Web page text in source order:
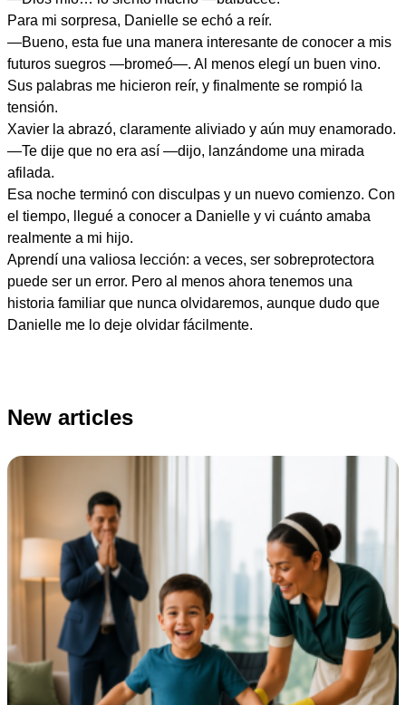
Para mi sorpresa, Danielle se echó a reír.
—Bueno, esta fue una manera interesante de conocer a mis
futuros suegros —bromeó—. Al menos elegí un buen vino.
Sus palabras me hicieron reír, y finalmente se rompió la
tensión.
Xavier la abrazó, claramente aliviado y aún muy enamorado.
—Te dije que no era así —dijo, lanzándome una mirada
afilada.
Esa noche terminó con disculpas y un nuevo comienzo. Con
el tiempo, llegué a conocer a Danielle y vi cuánto amaba
realmente a mi hijo.
Aprendí una valiosa lección: a veces, ser sobreprotectora
puede ser un error. Pero al menos ahora tenemos una
historia familiar que nunca olvidaremos, aunque dudo que
Danielle me lo deje olvidar fácilmente.
New articles